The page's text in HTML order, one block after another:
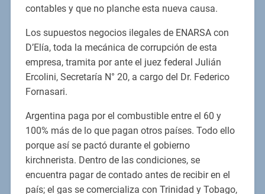
contables y que no planche esta nueva causa.
Los supuestos negocios ilegales de ENARSA con
D’Elía, toda la mecánica de corrupción de esta
empresa, tramita por ante el juez federal Julián
Ercolini, Secretaría N° 20, a cargo del Dr. Federico
Fornasari.
Argentina paga por el combustible entre el 60 y
100% más de lo que pagan otros países. Todo ello
porque así se pactó durante el gobierno
kirchnerista. Dentro de las condiciones, se
encuentra pagar de contado antes de recibir en el
país; el gas se comercializa con Trinidad y Tobago,